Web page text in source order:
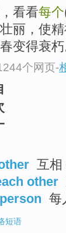
看看每个
丽，使
变得衰朽
个网页-
互相
other
每
短语